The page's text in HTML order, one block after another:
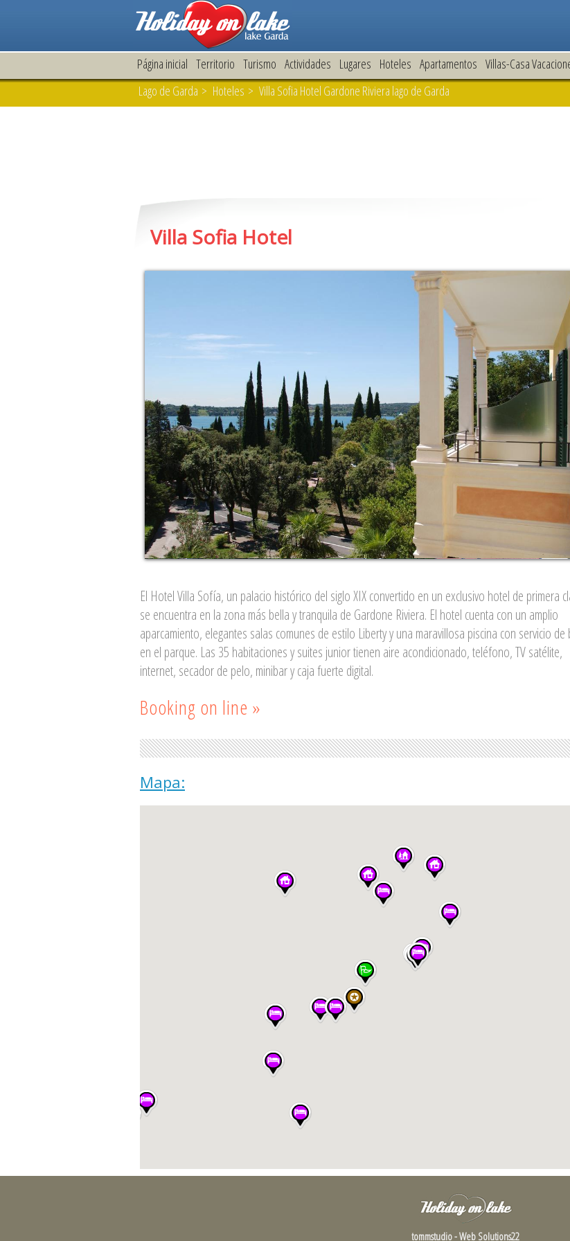
Página inicial Territorio Turismo Actividades Lugares Hoteles Apartamentos Villas-Casa
Lago de Garda > Hoteles > Villa Sofia Hotel Gardone Riviera lago de Garda
Villa Sofia Hotel
El Hotel Villa Sofía, un palacio histórico del siglo XIX convertido en un exclusivo hotel de primera
se encuentra en la zona más bella y tranquila de Gardone Riviera. El hotel cuenta con un amplio
aparcamiento, elegantes salas comunes de estilo Liberty y una maravillosa piscina con servicio de
en el parque. Las 35 habitaciones y suites junior tienen aire acondicionado, teléfono, TV satélite,
internet, secador de pelo, minibar y caja fuerte digital.
Booking on line »
Mapa:
tommstudio - Web Solutions22